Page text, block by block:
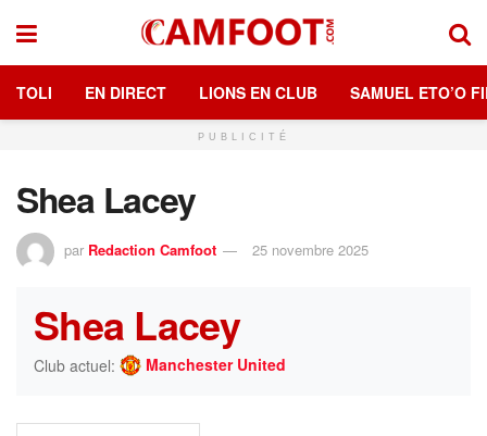
TOLI EN DIRECT LIONS EN CLUB SAMUEL ETO’O
PUBLICITÉ
Shea Lacey
par Redaction Camfoot 25 novembre 2025
Shea Lacey
Club actuel: Manchester United